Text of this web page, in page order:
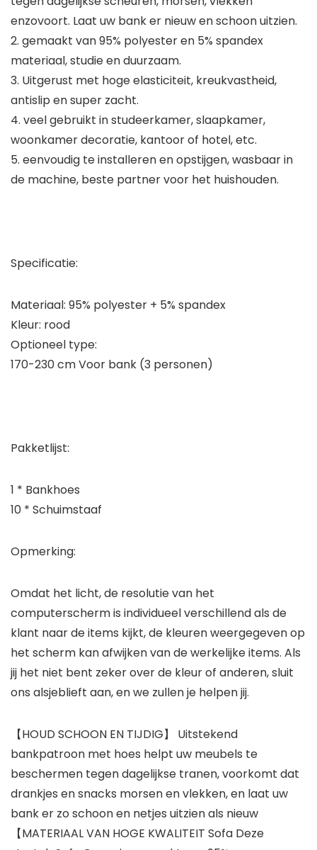
enzovoort. Laat uw bank er nieuw en schoon uitzien.
2. gemaakt van 95% polyester en 5% spandex
materiaal, studie en duurzaam.
3. Uitgerust met hoge elasticiteit, kreukvastheid,
antislip en super zacht.
4. veel gebruikt in studeerkamer, slaapkamer,
woonkamer decoratie, kantoor of hotel, etc.
5. eenvoudig te installeren en opstijgen, wasbaar in
de machine, beste partner voor het huishouden.
Specificatie:
Materiaal: 95% polyester + 5% spandex
Kleur: rood
Optioneel type:
170-230 cm Voor bank (3 personen)
Pakketlijst:
1 * Bankhoes
10 * Schuimstaaf
Opmerking:
Omdat het licht, de resolutie van het
computerscherm is individueel verschillend als de
klant naar de items kijkt, de kleuren weergegeven op
het scherm kan afwijken van de werkelijke items. Als
jij het niet bent zeker over de kleur of anderen, sluit
ons alsjeblieft aan, en we zullen je helpen jij.
【HOUD SCHOON EN TIJDIG】 Uitstekend
bankpatroon met hoes helpt uw ​​meubels te
beschermen tegen dagelijkse tranen, voorkomt dat
drankjes en snacks morsen en vlekken, en laat uw
bank er zo schoon en netjes uitzien als nieuw
【MATERIAAL VAN HOGE KWALITEIT Sofa Deze